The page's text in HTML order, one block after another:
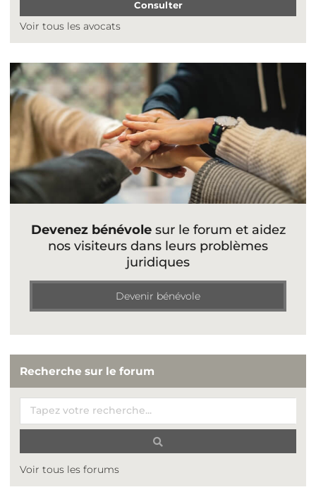
Consulter
Voir tous les avocats
Devenez bénévolesur le forum et aidez
nos visiteurs dans leurs problèmes
juridiques
Devenir bénévole
Recherche sur le forum
Voir tous les forums